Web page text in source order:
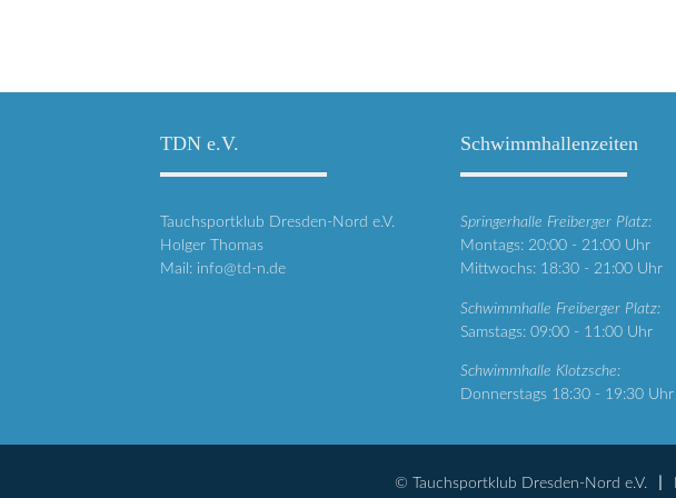
TDN e.V.
Tauchsportklub Dresden-Nord e.V.
Holger Thomas
Mail: info@td-n.de
Schwimmhallenzeiten
Springerhalle Freiberger Platz:
Montags: 20:00 - 21:00 Uhr
Mittwochs: 18:30 - 21:00 Uhr
Schwimmhalle Freiberger Platz:
Samstags: 09:00 - 11:00 Uhr
Schwimmhalle Klotzsche:
Donnerstags 18:30 - 19:30 Uhr
© Tauchsportklub Dresden-Nord e.V.